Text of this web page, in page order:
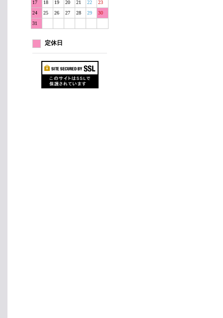
17 18 19 20 21 22
23
24
25 26 27 28 29
30
31
定休日